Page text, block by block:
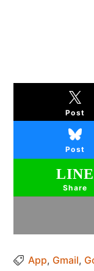
Post
Post
Share
App, Gmail,